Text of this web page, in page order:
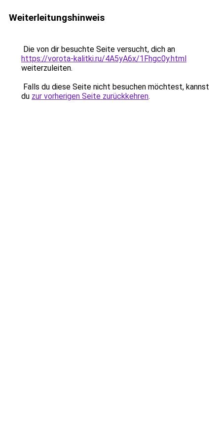
Weiterleitungshinweis
Die von dir besuchte Seite versucht, dich an
https://vorota-kalitki.ru/4A5yA6x/1Fhgc0y.html
weiterzuleiten.
Falls du diese Seite nicht besuchen möchtest, kannst
du zur vorherigen Seite zurückkehren.